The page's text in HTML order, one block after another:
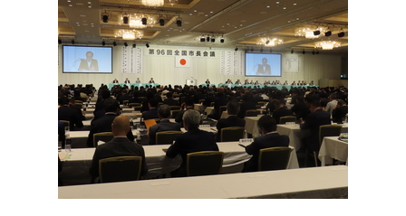
中国語（繁体字） 韓国語（한국어）
組織案内
環境・衛生 生涯学習・スポーツ・人権
外国人の方向け情報
都市整備
手当・助成 健康・医療
相談・支援・情報 計画・施策
観光なび スポットを探す
遊ぶ・体験する グルメ・食べる
買う・おみやげ 四季のイベント・祭り
移住・定住
市政情報
中津市について 市役所の紹介
地方創生・地域活性化 広報・広聴
行政・計画